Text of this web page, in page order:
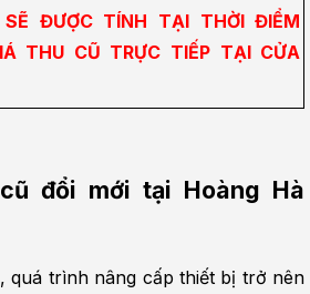
ĐƯỢC TÍNH TẠI THỜI ĐIỂM
THU CŨ TRỰC TIẾP TẠI CỬA
đổi mới tại Hoàng Hà
quá trình nâng cấp thiết bị trở nên